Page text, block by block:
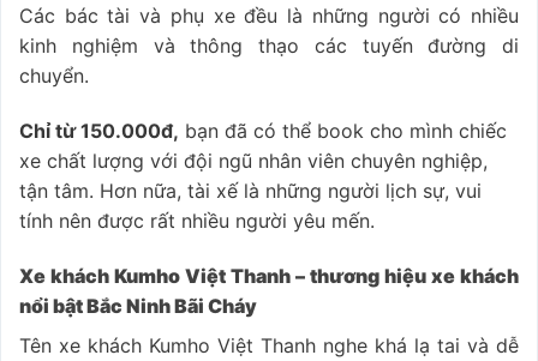
Các bác tài và phụ xe đều là những người có nhiều
kinh nghiệm và thông thạo các tuyến đường di
chuyển.
Chỉ từ 150.000đ, bạn đã có thể book cho mình chiếc
xe chất lượng với đội ngũ nhân viên chuyên nghiệp,
tận tâm. Hơn nữa, tài xế là những người lịch sự, vui
tính nên được rất nhiều người yêu mến.
Xe khách Kumho Việt Thanh – thương hiệu xe khách
nổi bật Bắc Ninh Bãi Cháy
Tên xe khách Kumho Việt Thanh nghe khá lạ tai và dễ